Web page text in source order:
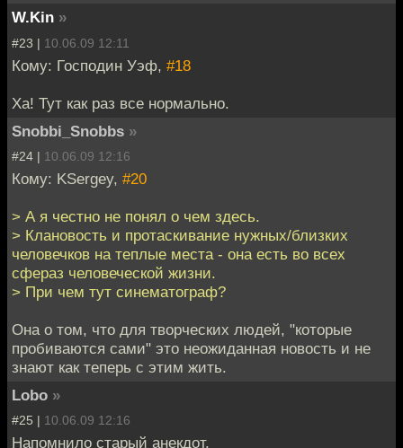
W.Kin »
#23 | 10.06.09 12:11
Кому: Господин Уэф, #18
Ха! Тут как раз все нормально.
Snobbi_Snobbs »
#24 | 10.06.09 12:16
Кому: KSergey, #20
> А я честно не понял о чем здесь.
> Клановость и протаскивание нужных/близких
человечков на теплые места - она есть во всех
сфераз человеческой жизни.
> При чем тут синематограф?
Она о том, что для творческих людей, "которые
пробиваются сами" это неожиданная новость и не
знают как теперь с этим жить.
Lobo »
#25 | 10.06.09 12:16
Напомнило старый анекдот.